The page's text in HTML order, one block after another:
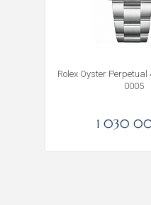
Rolex Oyster
0005
1 030